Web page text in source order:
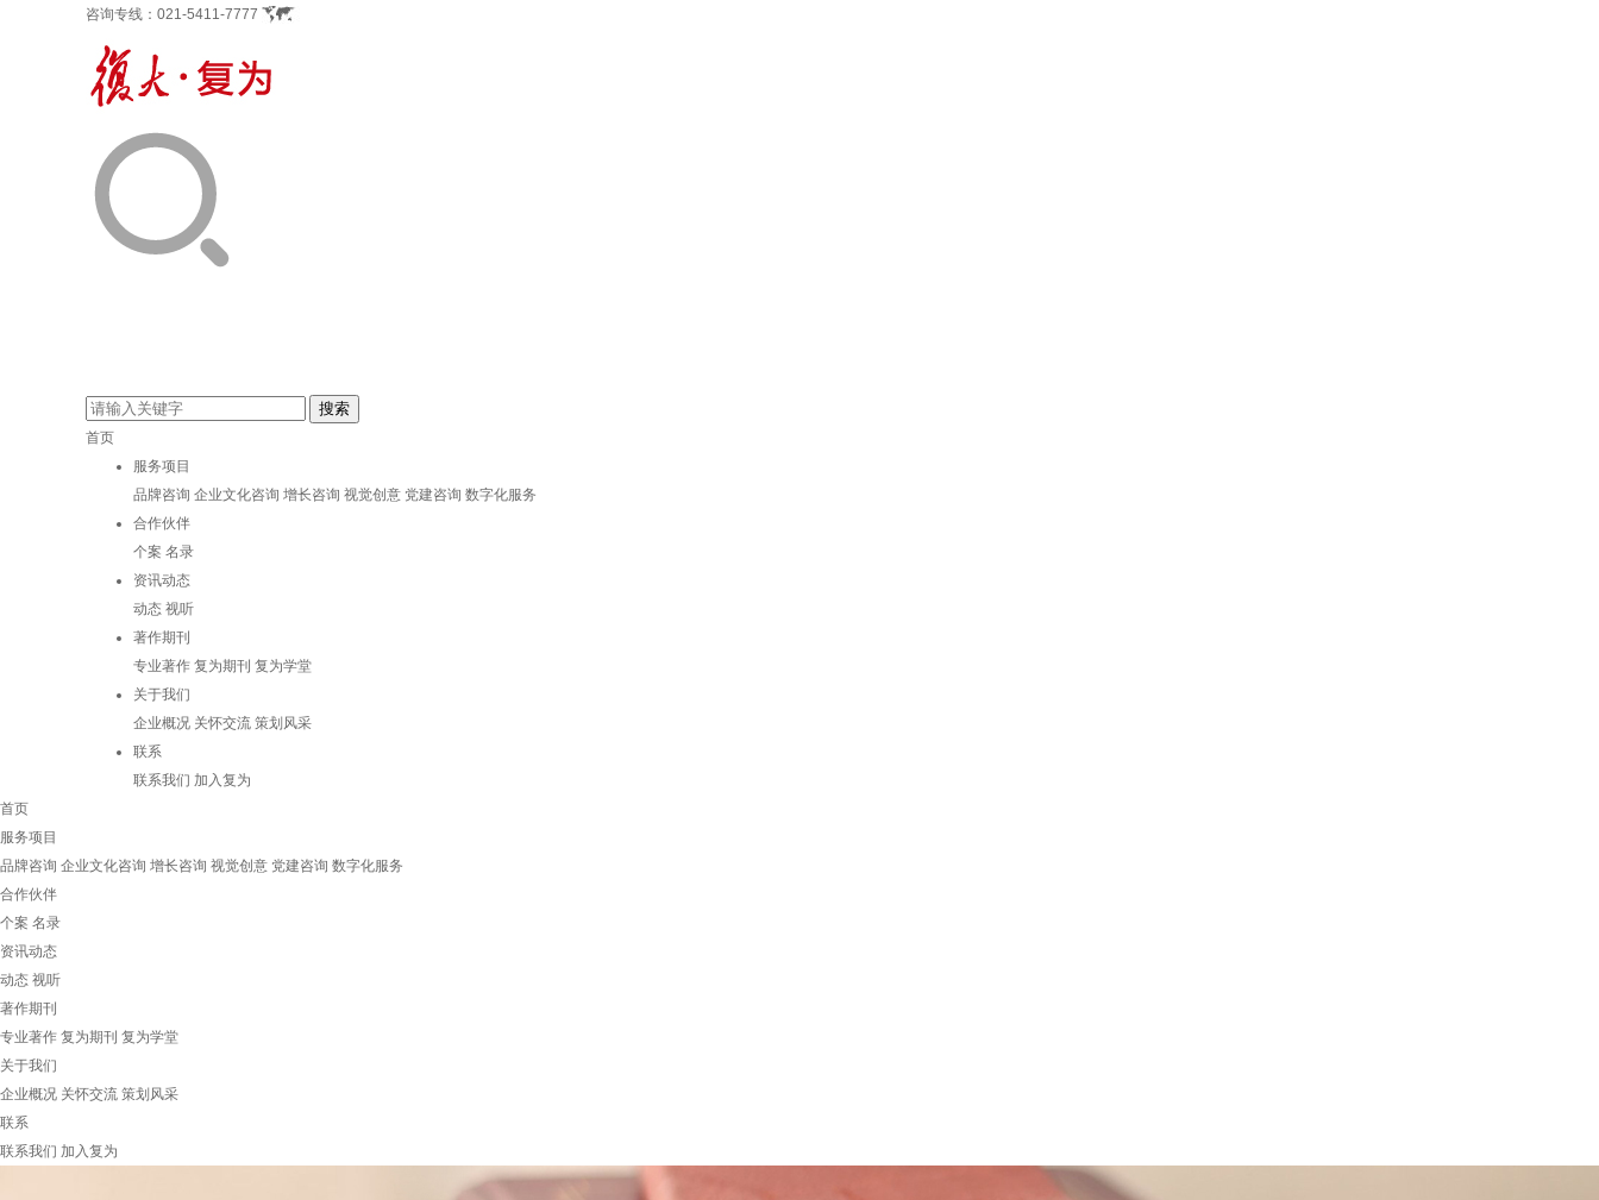
咨询专线： 021-5411-7777
首页
服务项目
品牌咨询 企业文化咨询 增长咨询 视觉创意 党建咨询 数字化服务
合作伙伴
个案 名录
资讯动态
动态 视听
著作期刊
专业著作 复为期刊 复为学堂
关于我们
企业概况 关怀交流 策划风采
联系
联系我们 加入复为
首页
服务项目
品牌咨询 企业文化咨询 增长咨询 视觉创意 党建咨询 数字化服务
合作伙伴
个案 名录
资讯动态
动态 视听
著作期刊
专业著作 复为期刊 复为学堂
关于我们
企业概况 关怀交流 策划风采
联系
联系我们 加入复为